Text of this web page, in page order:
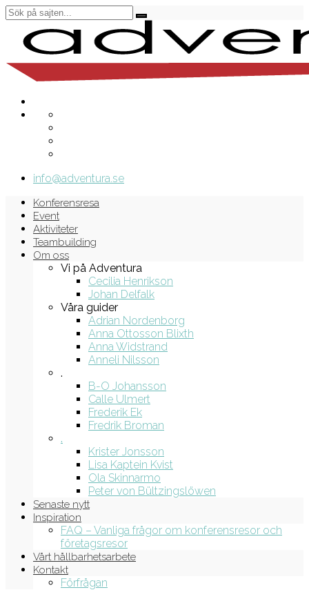
info@adventura.se
Konferensresa
Event
Aktiviteter
Teambuilding
Om oss
Vi på Adventura
Cecilia Henrikson
Johan Delfalk
Våra guider
Adrian Nordenborg
Anna Ottosson Blixth
Anna Widstrand
Anneli Nilsson
.
B-O Johansson
Calle Ulmert
Frederik Ek
Fredrik Broman
.
Krister Jonsson
Lisa Kaptein Kvist
Ola Skinnarmo
Peter von Bültzingslöwen
Senaste nytt
Inspiration
FAQ – Vanliga frågor om konferensresor och
företagsresor
Vårt hållbarhetsarbete
Kontakt
Förfrågan